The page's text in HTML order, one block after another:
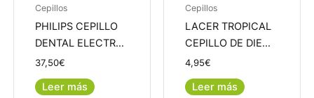
Cepillos
PHILIPS CEPILLO
DENTAL ELECTR…
37,50€
Leer más
Cepillos
LACER TROPICAL
CEPILLO DE DIE…
4,95€
Leer más